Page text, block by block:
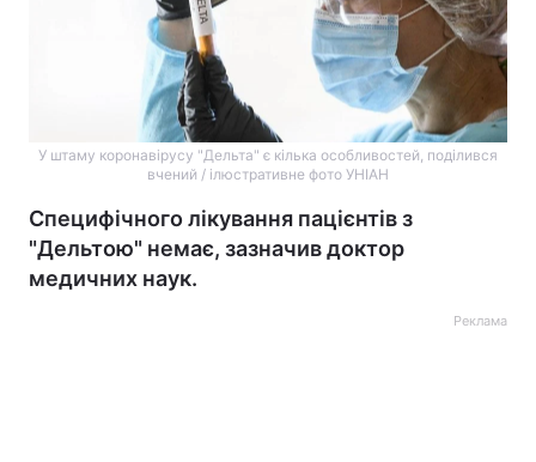
У штаму коронавірусу "Дельта" є кілька особливостей, поділився
вчений / ілюстративне фото УНІАН
Специфічного лікування пацієнтів з
"Дельтою" немає, зазначив доктор
медичних наук.
Реклама